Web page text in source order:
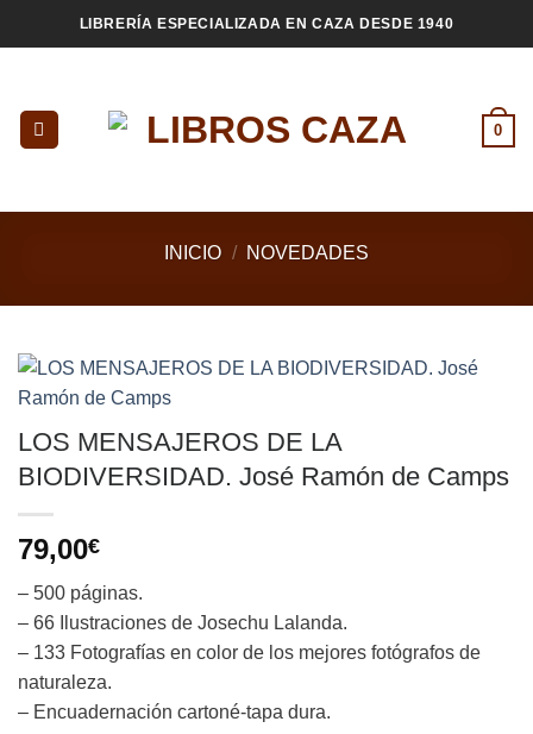
al
LIBRERÍA ESPECIALIZADA EN CAZA DESDE 1940
0
INICIO / NOVEDADES
LOS MENSAJEROS DE LA
BIODIVERSIDAD. José Ramón de Camps
79,00€
– 500 páginas.
– 66 Ilustraciones de Josechu Lalanda.
– 133 Fotografías en color de los mejores fotógrafos de
naturaleza.
– Encuadernación cartoné-tapa dura.